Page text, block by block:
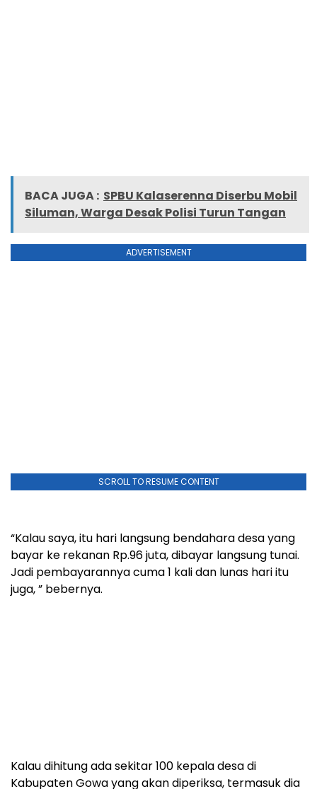
BACA JUGA : SPBU Kalaserenna Diserbu Mobil
Siluman, Warga Desak Polisi Turun Tangan
ADVERTISEMENT
SCROLL TO RESUME CONTENT
“Kalau saya, itu hari langsung bendahara desa yang
bayar ke rekanan Rp.96 juta, dibayar langsung tunai.
Jadi pembayarannya cuma 1 kali dan lunas hari itu
juga, ” bebernya.
Kalau dihitung ada sekitar 100 kepala desa di
Kabupaten Gowa yang akan diperiksa, termasuk dia